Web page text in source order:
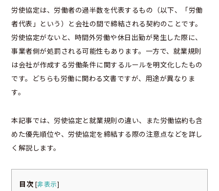
労使協定は、労働者の過半数を代表するもの（以下、「労働
者代表」という）と会社の間で締結される契約のことです。
労使協定がないと、時間外労働や休日出勤が発生した際に、
事業者側が処罰される可能性もあります。一方で、就業規則
は会社が作成する労働条件に関するルールを明文化したもの
です。どちらも労働に関わる文書ですが、用途が異なりま
す。
本記事では、労使協定と就業規則の違い、また労働協約も含
めた優先順位や、労使協定を締結する際の注意点などを詳し
く解説します。
目次 [非表示]